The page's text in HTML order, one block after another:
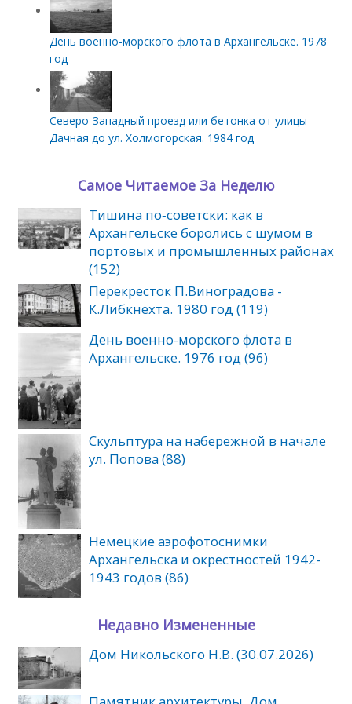
День военно-морского флота в Архангельске. 1978
год
Северо-Западный проезд или бетонка от улицы
Дачная до ул. Холмогорская. 1984 год
Самое Читаемое За Неделю
Тишина по‑советски: как в
Архангельске боролись с шумом в
портовых и промышленных районах
(152)
Перекресток П.Виноградова -
К.Либкнехта. 1980 год (119)
День военно-морского флота в
Архангельске. 1976 год (96)
Скульптура на набережной в начале
ул. Попова (88)
Немецкие аэрофотоснимки
Архангельска и окрестностей 1942-
1943 годов (86)
Недавно Измененные
Дом Никольского Н.В. (30.07.2026)